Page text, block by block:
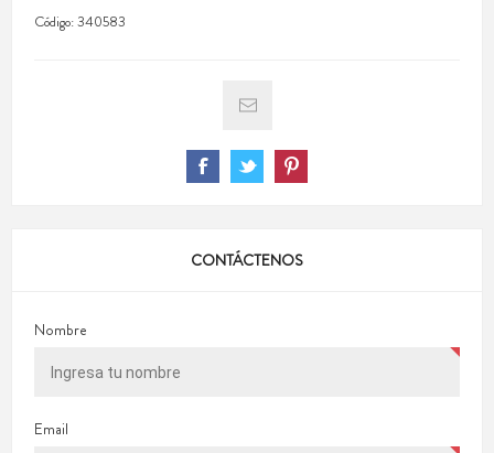
Código:340583
CONTÁCTENOS
Nombre
Email